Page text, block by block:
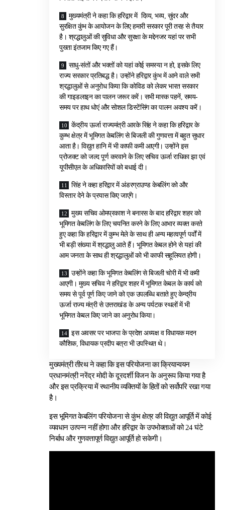
मुख्यमंत्री ने कहा कि हरिद्वार में दिव्य, भव्य, सुंदर और
सुरक्षित कुंभ के आयोजन के लिए हमारी सरकार पूरी तरह से तैयार
है। श्रद्धालुओं की सुविधा और सुरक्षा के मद्देनजर यहां पर सभी
पुख्ता इंतजाम किए गए हैं।
साधु-संतों और भक्तों को यहां कोई समस्या न हो, इसके लिए
राज्य सरकार प्रतिबद्ध है। उन्होंने हरिद्वार कुंभ में आने वाले सभी
श्रद्धालुओं से अनुरोध किया कि कोविड को लेकर भारत सरकार
की गाइडलाइन का पालन जरूर करें। सभी मास्क पहनें, समय-
समय पर हाथ धोएं और सोशल डिस्टेंसिंग का पालन अवश्य करें।
केंद्रीय ऊर्जा राज्यमंत्री आरके सिंह ने कहा कि हरिद्वार के
कुम्भ क्षेत्र में भूमिगत केबलिंग से बिजली की गुणवत्ता में बहुत सुधार
आता है। विद्युत हानि में भी काफी कमी आएगी। उन्होंने इस
प्रोजक्ट को जल्द पूर्ण करवाने के लिए सचिव ऊर्जा राधिका झा एवं
यूपीसीएल के अधिकारियों को बधाई दी।
सिंह ने कहा हरिद्वार में अंडरग्राउण्ड केबलिंग को और
विस्तार देने के प्रयास किए जाएंगे।
मुख्य सचिव ओमप्रकाश ने बनारस के बाद हरिद्वार शहर को
भूमिगत केबलिंग के लिए चयनित करने के लिए आभार व्यक्त करते
हुए कहा कि हरिद्वार में कुम्भ मेले के साथ ही अन्य महत्वपूर्ण पर्वों में
भी बड़ी संख्या में श्रद्धालु आते हैं। भूमिगत केबल होने से यहां की
आम जनता के साथ ही श्रद्धालुओं को भी काफी सहूलियत होगी।
उन्होंने कहा कि भूमिगत केबलिंग से बिजली चोरी में भी कमी
आएगी। मुख्य सचिव ने हरिद्वार शहर में भूमिगत केबल के कार्य को
समय से पूर्व पूर्ण किए जाने को एक उपलब्धि बताते हुए केन्द्रीय
ऊर्जा राज्य मंत्री से उत्तराखंड के अन्य पर्यटक स्थलों में भी
भूमिगत केबल किए जाने का अनुरोध किया।
इस अवसर पर भाजपा के प्रदेश अध्यक्ष व विधायक मदन
कौशिक, विधायक प्रदीप बत्रा भी उपस्थित थे।
मुख्यमंत्री तीरथ ने कहा कि इस परियोजना का क्रियान्वयन
प्रधानमंत्री नरेंद्र मोदी के दूरदर्शी विजन के अनुरूप किया गया है
और इस प्रक्रिया में स्थानीय व्यक्तियों के हितों को सर्वोपरि रखा गया
है।
इस भूमिगत केबलिंग परियोजना से कुंभ क्षेत्र की विद्युत आपूर्ति में कोई
व्यवधान उत्पन्न नहीं होगा और हरिद्वार के उपभोक्ताओं को 24 घंटे
निर्बाध और गुणवत्तापूर्ण विद्युत आपूर्ति हो सकेगी।